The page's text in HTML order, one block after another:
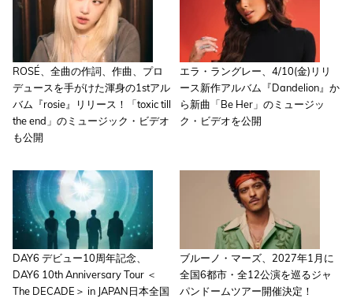
ROSÉ、全曲の作詞、作曲、プロ
デュースを手がけた渾身の1stアル
バム『rosie』リリース！「toxic till
the end」のミュージック・ビデオ
も公開
エラ・ラングレー、4/10(金)リリ
ース新作アルバム『Dandelion』か
ら新曲「Be Her」のミュージッ
ク・ビデオを公開
DAY6 デビュー10周年記念、
DAY6 10th Anniversary Tour ＜
The DECADE＞ in JAPAN日本全国
ブルーノ・マーズ、2027年1月に
全国6都市・全12公演を巡るジャ
パンドームツアー開催決定！